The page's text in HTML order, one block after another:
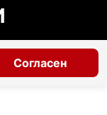
Согласен